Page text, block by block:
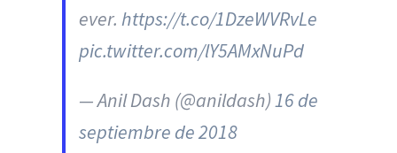
ever. https://t.co/1DzeWVRvLe
pic.twitter.com/lY5AMxNuPd
— Anil Dash (@anildash)16 de
septiembre de 2018